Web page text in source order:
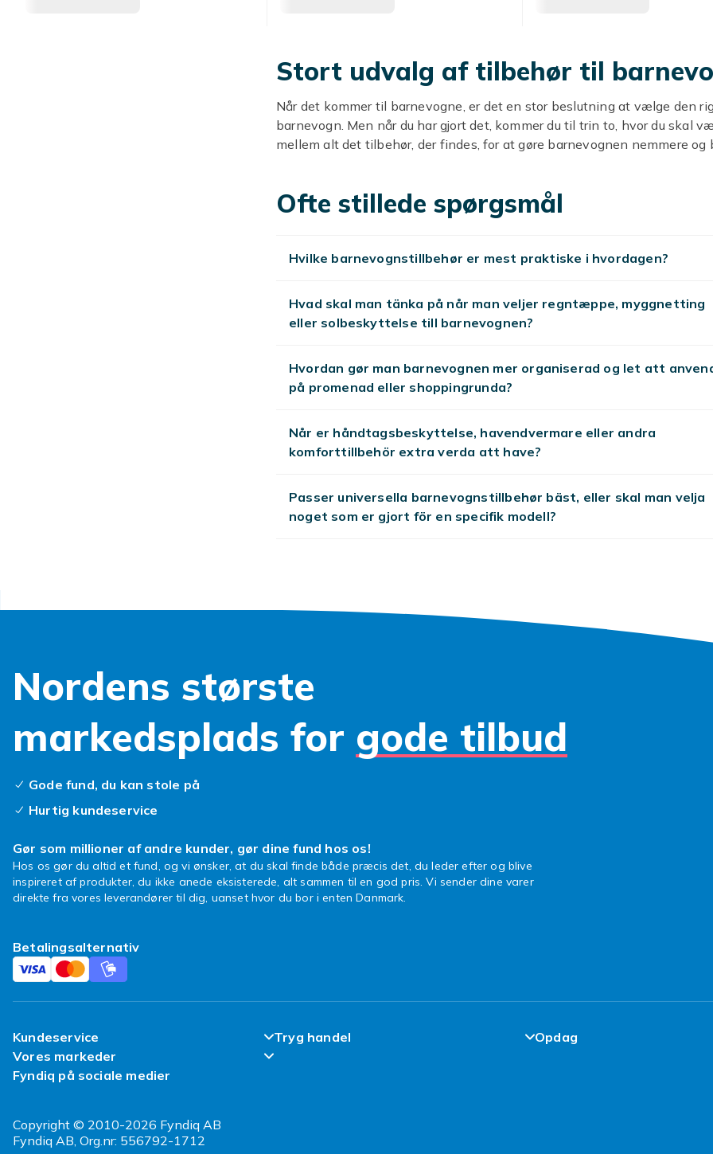
Stort udvalg af tilbehør til
Når det kommer til barnevogne, er det en stor beslutning at vælge den
barnevogn. Men når du har gjort det, kommer du til trin to, hvor du skal
mellem alt det tilbehør, der findes, for at gøre barnevognen nemmere og
bedre og føle sig lidt bedre tilpas i barnevognen. Og når du bruger
dagen i en barnevogn, er det vigtigt at føle sig så godt tilpas som
Tænk holistisk, og gå fra sikkerhed til sjov, når du handler, så du får både
vindskærm og barnevognslegetøj. Hvis du har spørgsmål til din ordre
din sag.
Valg af det rigtige tilbehør
Uanset om det er en søskendevogn med flere bæresele eller en lille,
klapvogn, er det vigtigt, at du føler, at dit barn er trygt og har de bedste
følelse smitter af på dit barn.
Se også: vogneogbarnevognstilbehør .
Ofte stillede spørgsmål
Hvilke barnevognstillbehør er mest praktiske i hvordagen?
Hvad skal man tänka på når man veljer regntæppe, myggnetting
eller solbeskyttelse till barnevognen?
Hvordan gør man barnevognen mer organiserad og let att
på promenad eller shoppingrunda?
Når er håndtagsbeskyttelse, havendvermare eller andra
komforttillbehör extra verda att have?
Passer universella barnevognstillbehør bäst, eller skal man velja
noget som er gjort för en specifik modell?
Nordens største
markedsplads for gode tilbud
Gode fund, du kan stole på
Hurtig kundeservice
Gør som millioner af andre kunder, gør dine fund hos os!
Hos os gør du altid et fund, og vi ønsker, at du skal finde både præcis det, du leder efter og blive
inspireret af produkter, du ikke anede eksisterede, alt sammen til en god pris. Vi sender dine varer
direkte fra vores leverandører til dig, uanset hvor du bor i enten Danmark.
Betalingsalternativ
Kundeservice
Ofte stillede spørgsmål
Levering
Tryg handel
Opdag
Vores markeder
Fyndiq Sverige
Fyndiq Norge
Fyndiq på sociale medier
Copyright © 2010-2026 Fyndiq AB
Fyndiq AB, Org.nr: 556792-1712